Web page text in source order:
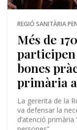
REGIÓ SANITÀRIA
Més de
participen
bones
primària
La gerenta de la
va defensar la
d’atenció